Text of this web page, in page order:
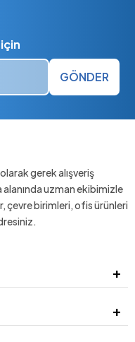
GÖNDER
gerek alışveriş
alanında uzman ekibimizle
çevre birimleri, ofis ürünleri